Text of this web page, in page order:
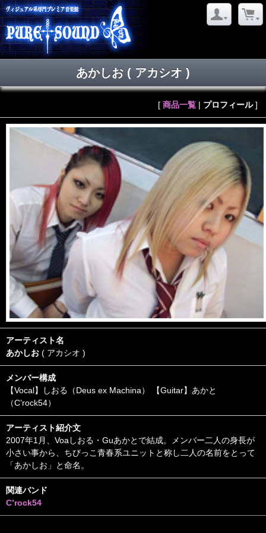
あかしお ( アカシオ )
[ 商品一覧 | プロフィール]
アーティスト名
あかしお ( アカシオ )
メンバー構成
【Vocal】しおる（Deus ex Machina） 【Guitar】あかと
（C’rock54）
アーティスト紹介文
2007年1月、Voaしおる・Guあかとで結成。メンバー二人の身長が
小さい事から、ちびっこ青春系ユニットと称し二人の名前をとって
「あかしお」と命名。
関連バンド
C’rock54